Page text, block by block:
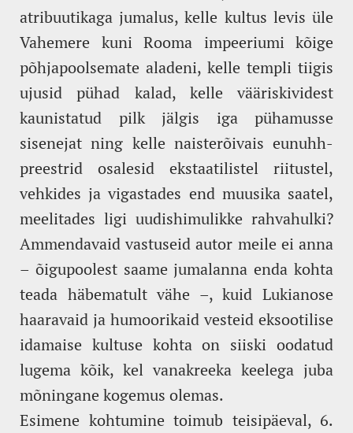
atribuutikaga jumalus, kelle kultus levis üle
Vahemere kuni Rooma impeeriumi kõige
põhjapoolsemate aladeni, kelle templi tiigis
ujusid pühad kalad, kelle vääriskividest
kaunistatud pilk jälgis iga pühamusse
sisenejat ning kelle naisterõivais eunuhh-
preestrid osalesid ekstaatilistel riitustel,
vehkides ja vigastades end muusika saatel,
meelitades ligi uudishimulikke rahvahulki?
Ammendavaid vastuseid autor meile ei anna
– õigupoolest saame jumalanna enda kohta
teada häbematult vähe –, kuid Lukianose
haaravaid ja humoorikaid vesteid eksootilise
idamaise kultuse kohta on siiski oodatud
lugema kõik, kel vanakreeka keelega juba
mõningane kogemus olemas.
Esimene kohtumine toimub teisipäeval, 6.